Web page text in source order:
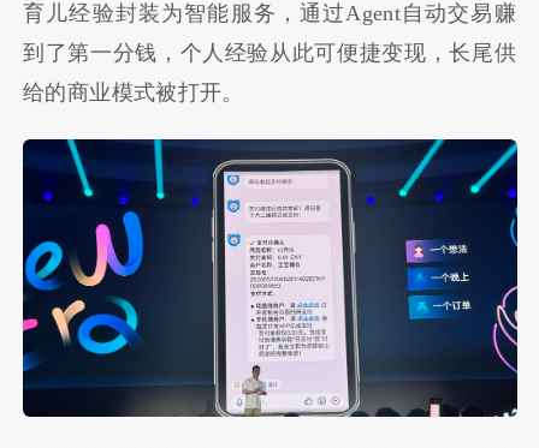
育儿经验封装为智能服务，通过Agent自动交易赚
到了第一分钱，个人经验从此可便捷变现，长尾供
给的商业模式被打开。